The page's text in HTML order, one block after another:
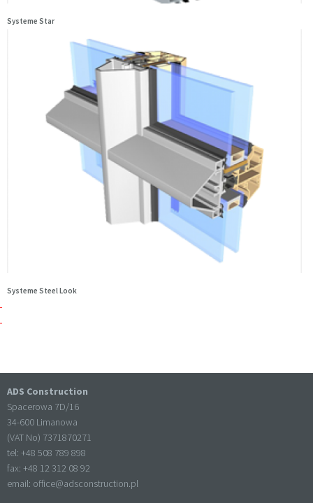
Systeme Star
Systeme Steel Look
ADS Construction
Spacerowa 7D/16
34-600 Limanowa
(VAT No) 7371870271
tel: +48 508 789 898
fax: +48 12 312 08 92
email: office@adsconstruction.pl